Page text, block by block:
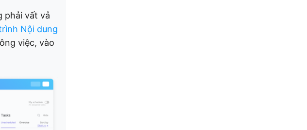
phải vất vả
Nội dung
việc, vào